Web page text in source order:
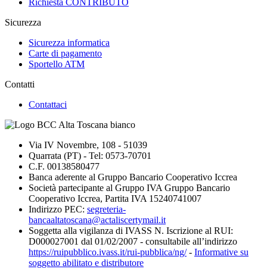
Sicurezza
Sicurezza informatica
Carte di pagamento
Sportello ATM
Contatti
Contattaci
Via IV Novembre, 108 - 51039
Quarrata (PT) - Tel: 0573-70701
C.F. 00138580477
Banca aderente al Gruppo Bancario Cooperativo Iccrea
Società partecipante al Gruppo IVA Gruppo Bancario
Cooperativo Iccrea, Partita IVA 15240741007
Indirizzo PEC: segreteria-
bancaaltatoscana@actaliscertymail.it
Soggetta alla vigilanza di IVASS N. Iscrizione al RUI:
D000027001 dal 01/02/2007 - consultabile all’indirizzo
https://ruipubblico.ivass.it/rui-pubblica/ng/- Informative su
soggetto abilitato e distributore